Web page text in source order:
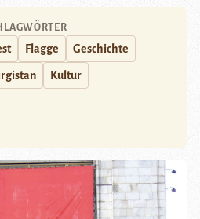
Flagge Geschichte
Kultur